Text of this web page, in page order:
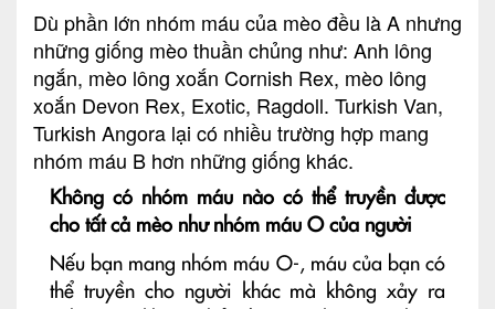
Dù phần lớn nhóm máu của mèo đều là A nhưng
những giống mèo thuần chủng như: Anh lông
ngắn, mèo lông xoắn Cornish Rex, mèo lông
xoắn Devon Rex, Exotic, Ragdoll. Turkish Van,
Turkish Angora lại có nhiều trường hợp mang
nhóm máu B hơn những giống khác.
Không có nhóm máu nào có thể truyền được
cho tất cả mèo như nhóm máu O của người
Nếu bạn mang nhóm máu O-, máu của bạn có
thể truyền cho người khác mà không xảy ra